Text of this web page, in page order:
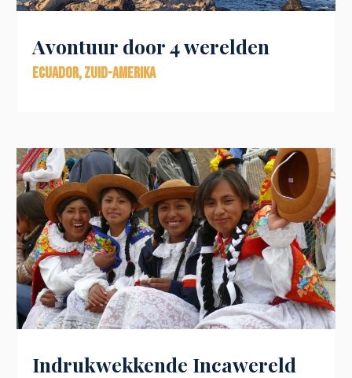
Avontuur door 4 werelden
Ecuador,Zuid-Amerika
Indrukwekkende Incawereld